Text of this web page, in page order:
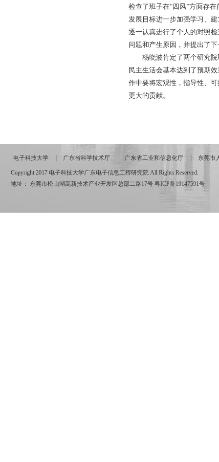
检查了班子在“四风”方面存
发展目标进一步加强学习、
逐一认真进行了个人的对照
问题和产生原因，并提出了
杨晓波肯定了两个研究
民主生活会基本达到了预期
作中要将宏观性，指导性、
更大的贡献。
电子科技大学 广东省科学技术厅 广东省工业和信息化厅 东莞市
Copyright 2017 电子科技大学广东电子信息工程研究院 All Rights Reserved.
地址： 东莞市松山湖高新技术产业开发区总部二路17号 粤ICP备19147591号